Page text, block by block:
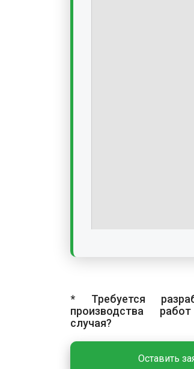
* Требуется
производства
случая?
Оставить